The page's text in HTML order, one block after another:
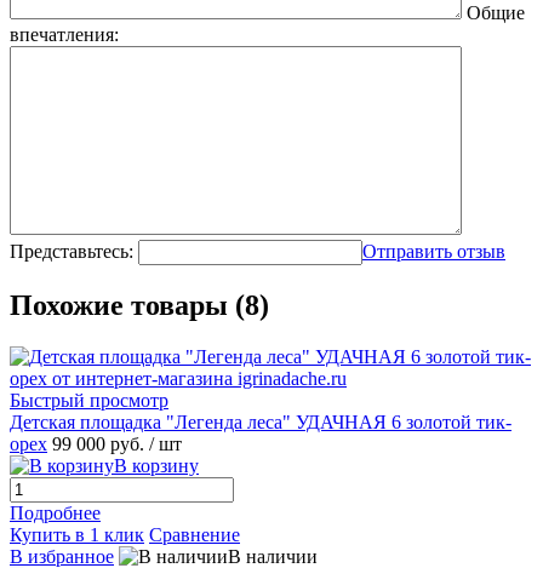
Общие
впечатления:
Представьтесь: Отправить отзыв
Похожие товары (8)
Быстрый просмотр
Детская площадка "Легенда леса" УДАЧНАЯ 6 золотой тик-
орех 99 000 руб. / шт
В корзину
Подробнее
Купить в 1 клик Сравнение
В избранное
В наличии